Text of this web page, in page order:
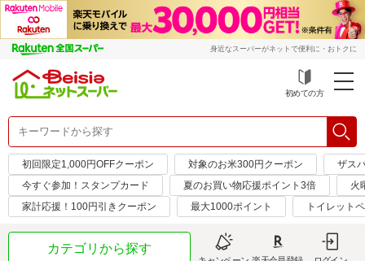
身近なスーパーがネットで便利に・おトクに
初めての方
初回限定1,000円OFFクーポン 対象のお米300円クーポン
ザス
今すぐ参加！スタンプカード
夏のお買い物応援ポイント3倍
火
家計応援！100円引きクーポン
最大1000ポイント トイレット
カテゴリから探す